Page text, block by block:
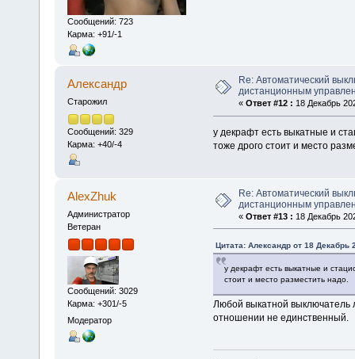
Сообщений: 723
Карма: +91/-1
Алексaндр
Старожил
Сообщений: 329
Карма: +40/-4
Re: Автоматический
дистанционным
« Ответ #12 : 18 Декабрь
у декрафт есть выкатные и
тоже дрого стоит и место
AlexZhuk
Администратор
Ветеран
Сообщений: 3029
Карма: +301/-5
Модератор
Re: Автоматический
дистанционным
« Ответ #13 : 18 Декабрь
Цитата: Алексaндр от 18 Декабрь
у декрафт есть выкатные и
стоит и место разместить надо.
Любой выкатной выключатель
отношении не единственный.